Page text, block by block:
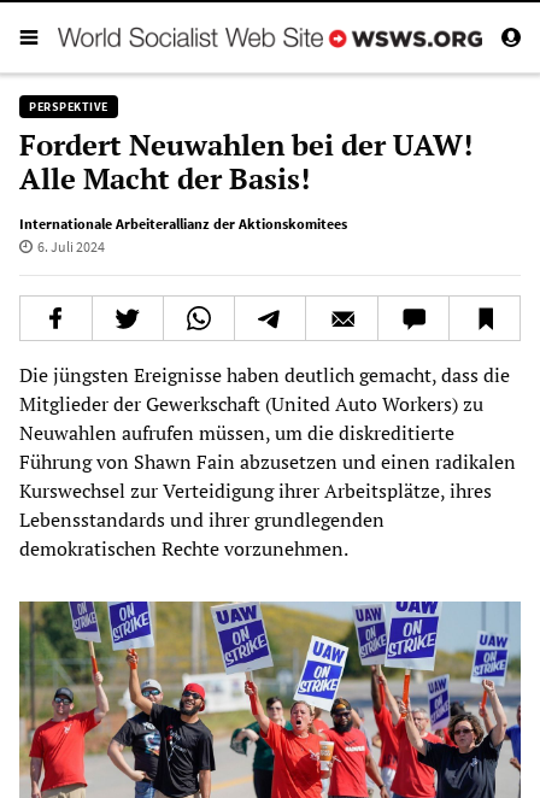
PERSPEKTIVE
Fordert Neuwahlen bei der UAW!
Alle Macht der Basis!
Internationale Arbeiterallianz der Aktionskomitees
6. Juli 2024
Die jüngsten Ereignisse haben deutlich gemacht, dass die
Mitglieder der Gewerkschaft (United Auto Workers) zu
Neuwahlen aufrufen müssen, um die diskreditierte
Führung von Shawn Fain abzusetzen und einen radikalen
Kurswechsel zur Verteidigung ihrer Arbeitsplätze, ihres
Lebensstandards und ihrer grundlegenden
demokratischen Rechte vorzunehmen.